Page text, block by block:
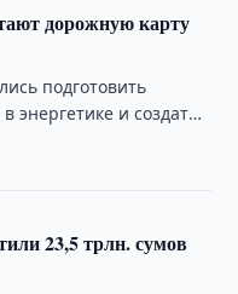
дорожную карту
подготовить
энергетике и создать
23,5 трлн. сумов